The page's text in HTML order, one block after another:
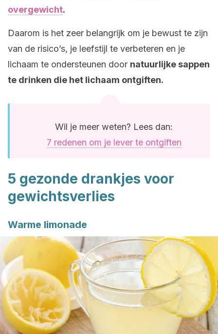
overgewicht.
Daarom is het zeer belangrijk om je bewust te zijn
van de risico’s, je leefstijl te verbeteren en je
lichaam te ondersteunen door natuurlijke sappen
te drinken die het lichaam ontgiften.
Wil je meer weten? Lees dan:
7 redenen om je lever te ontgiften
5 gezonde drankjes voor
gewichtsverlies
Warme limonade